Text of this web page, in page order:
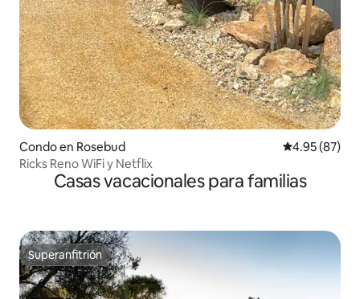
Condo en Rosebud Calificación
4.95 (87)
Ricks Reno WiFi y Netflix
Casas vacacionales para familias
Superanfitrión
Superanfitrión